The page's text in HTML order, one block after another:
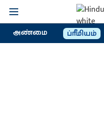
அண்மை ப்ரீமியம்